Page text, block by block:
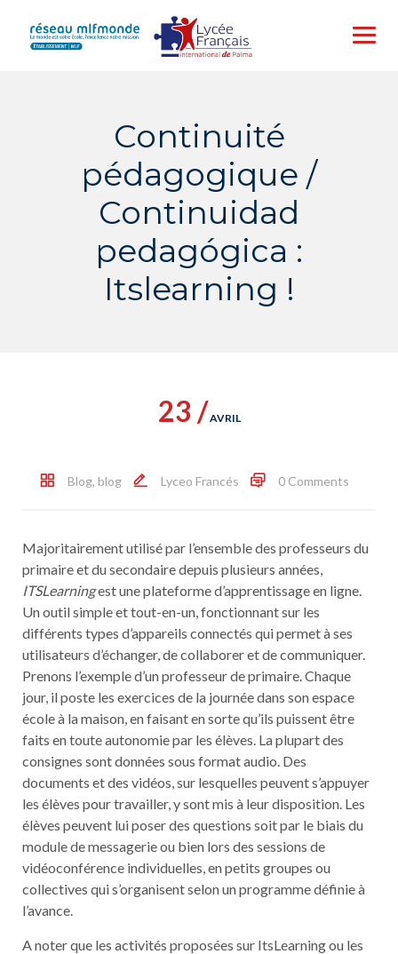
content
Continuité
pédagogique /
Continuidad
pedagógica :
Itslearning !
23 /AVRIL
Blog, blog Lyceo Francés 0 Comments
Majoritairement utilisé par l’ensemble des professeurs du
primaire et du secondaire depuis plusieurs années,
ITSLearningest une plateforme d’apprentissage en ligne.
Un outil simple et tout-en-un, fonctionnant sur les
différents types d’appareils connectés qui permet à ses
utilisateurs d’échanger, de collaborer et de communiquer.
Prenons l’exemple d’un professeur de primaire. Chaque
jour, il poste les exercices de la journée dans son espace
école à la maison, en faisant en sorte qu’ils puissent être
faits en toute autonomie par les élèves. La plupart des
consignes sont données sous format audio. Des
documents et des vidéos, sur lesquelles peuvent s’appuyer
les élèves pour travailler, y sont mis à leur disposition. Les
élèves peuvent lui poser des questions soit par le biais du
module de messagerie ou bien lors des sessions de
vidéoconférence individuelles, en petits groupes ou
collectives qui s’organisent selon un programme définie à
l’avance.
A noter que les activités proposées sur ItsLearning ou les